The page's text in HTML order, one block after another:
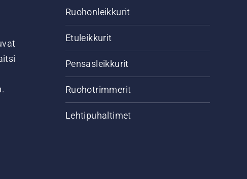
Ruohonleikkurit
Etuleikkurit
Pensasleikkurit
Ruohotrimmerit
Lehtipuhaltimet